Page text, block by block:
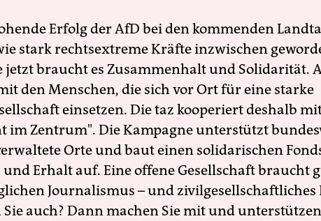
Erfolg der AfD bei den kommenden
stark rechtsextreme Kräfte inzwischen
jetzt braucht es Zusammenhalt und Solidarität.
den Menschen, die sich vor Ort für eine starke
einsetzen. Die taz kooperiert deshalb
im Zentrum". Die Kampagne unterstützt
Orte und baut einen solidarischen
und Erhalt auf. Eine offene Gesellschaft braucht
Journalismus – und zivilgesellschaftliches
Sie auch? Dann machen Sie mit und